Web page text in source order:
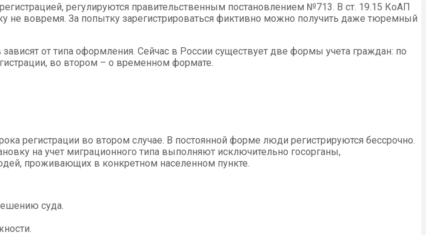
регулируются правительственным постановлением №713. В ст. 19.15 КоАП
вовремя. За попытку зарегистрироваться фиктивно можно получить даже тюремный
от типа оформления. Сейчас в России существует две формы учета граждан: по
во втором – о временном формате.
регистрации во втором случае. В постоянной форме люди регистрируются бессрочно.
на учет миграционного типа выполняют исключительно госорганы,
проживающих в конкретном населенном пункте.
суда.